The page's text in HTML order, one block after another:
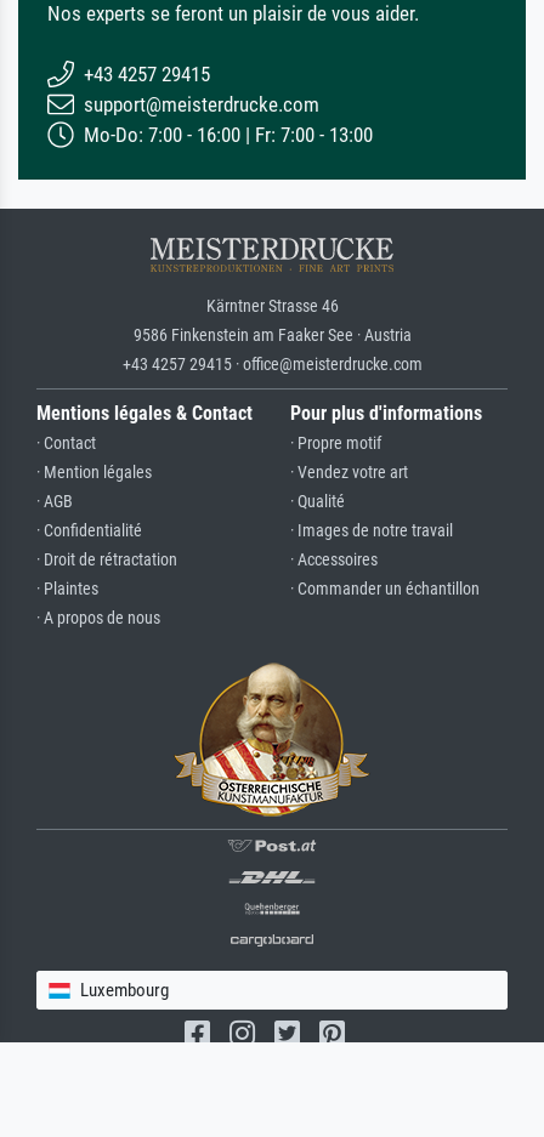
Nos experts se feront un plaisir de vous aider.
+43 4257 29415
support@meisterdrucke.com
Mo-Do: 7:00 - 16:00 | Fr: 7:00 - 13:00
Kärntner Strasse 46
9586 Finkenstein am Faaker See · Austria
+43 4257 29415 · office@meisterdrucke.com
Mentions légales & Contact
· Contact
· Mention légales
· AGB
· Confidentialité
· Droit de rétractation
· Plaintes
· A propos de nous
Pour plus d'informations
· Propre motif
· Vendez votre art
· Qualité
· Images de notre travail
· Accessoires
· Commander un échantillon
Luxembourg